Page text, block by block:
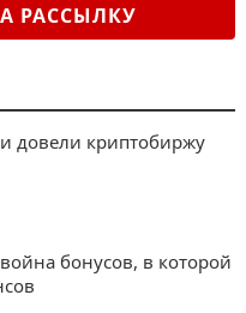
РАССЫЛКУ
довели криптобиржу
бонусов, в которой